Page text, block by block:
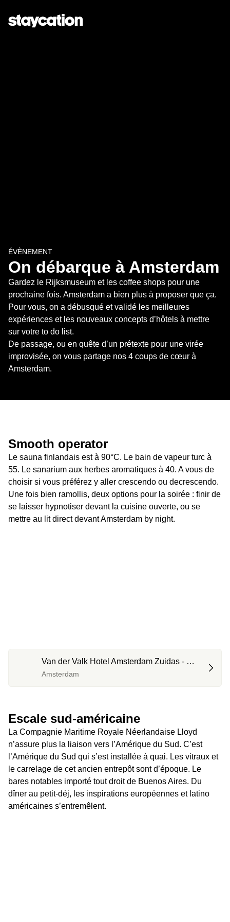
ÉVÈNEMENT
On débarque à Amsterdam
Gardez le Rijksmuseum et les coffee shops pour une
prochaine fois. Amsterdam a bien plus à proposer que ça.
Pour vous, on a débusqué et validé les meilleures
expériences et les nouveaux concepts d’hôtels à mettre
sur votre to do list.
De passage, ou en quête d’un prétexte pour une virée
improvisée, on vous partage nos 4 coups de cœur à
Amsterdam.
Smooth operator
Le sauna finlandais est à 90°C. Le bain de vapeur turc à
55. Le sanarium aux herbes aromatiques à 40. A vous de
choisir si vous préférez y aller crescendo ou decrescendo.
Une fois bien ramollis, deux options pour la soirée : finir de
se laisser hypnotiser devant la cuisine ouverte, ou se
mettre au lit direct devant Amsterdam by night.
Van der Valk Hotel Amsterdam Zuidas -
Rai ****
Amsterdam
Escale sud-américaine
La Compagnie Maritime Royale Néerlandaise Lloyd
n’assure plus la liaison vers l’Amérique du Sud. C’est
l’Amérique du Sud qui s’est installée à quai. Les vitraux et
le carrelage de cet ancien entrepôt sont d’époque. Le
bares notables importé tout droit de Buenos Aires. Du
dîner au petit-déj, les inspirations européennes et latino
américaines s’entremêlent.